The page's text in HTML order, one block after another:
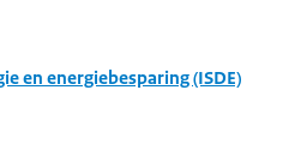
en energiebesparing (ISDE)